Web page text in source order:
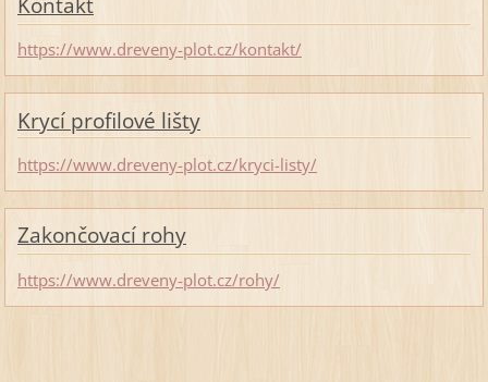
https://www.dreveny-plot.cz/kontakt/
Krycí profilové lišty
https://www.dreveny-plot.cz/kryci-listy/
Zakončovací rohy
https://www.dreveny-plot.cz/rohy/